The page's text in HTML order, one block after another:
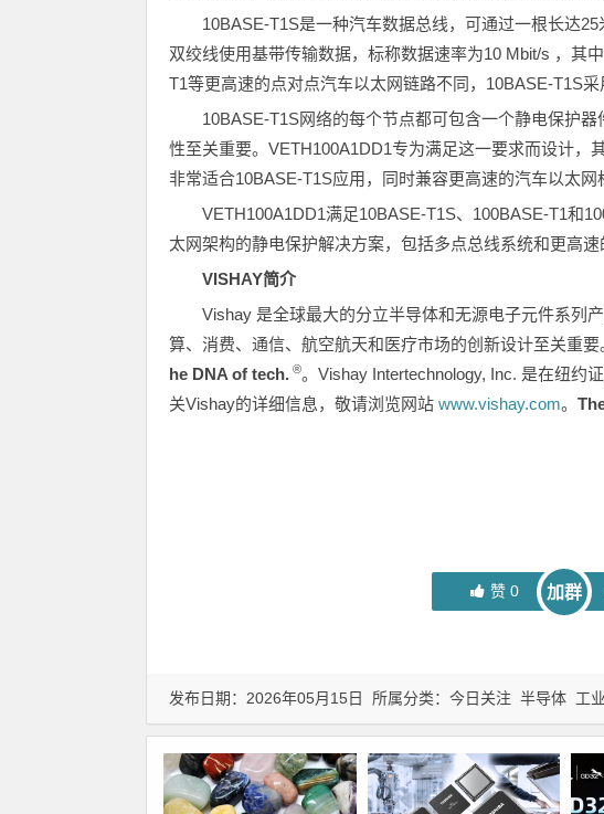
10BASE-T1S是一种汽车数据总线，可通过一根长达
双绞线使用基带传输数据，标称数据速率为10 Mbit/s ，其
T1等更高速的点对点汽车以太网链路不同，10BASE-T1S
10BASE-T1S网络的每个节点都可包含一个静电保护
性至关重要。VETH100A1DD1专为满足这一要求而设计，
非常适合10BASE-T1S应用，同时兼容更高速的汽车以太网
VETH100A1DD1满足10BASE-T1S、100BASE-T1和
太网架构的静电保护解决方案，包括多点总线系统和更高速
VISHAY简介
Vishay 是全球最大的分立半导体和无源电子元件系列
算、消费、通信、航空航天和医疗市场的创新设计至关重
he DNA of tech. ®。Vishay Intertechnology, Inc. 是在纽约
关Vishay的详细信息，敬请浏览网站 www.vishay.com。
赞0 加群
发布日期：2026年05月15日 所属分类： 今日关注 半导体 工